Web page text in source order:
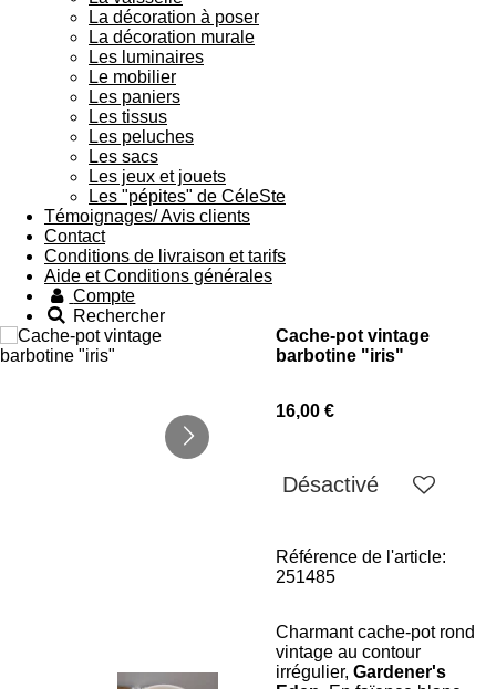
La décoration à poser
La décoration murale
Les luminaires
Le mobilier
Les paniers
Les tissus
Les peluches
Les sacs
Les jeux et jouets
Les "pépites" de CéleSte
Témoignages/ Avis clients
Contact
Conditions de livraison et tarifs
Aide et Conditions générales
Compte
Rechercher
Cache-pot vintage
barbotine "iris"
16,00 €
Désactivé
Référence de l'article:
251485
Charmant cache-pot rond
vintage au contour
irrégulier, Gardener's